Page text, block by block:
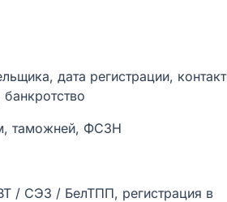
дата регистрации,
таможней, ФСЗН
/ СЭЗ / БелТПП, регистрация в